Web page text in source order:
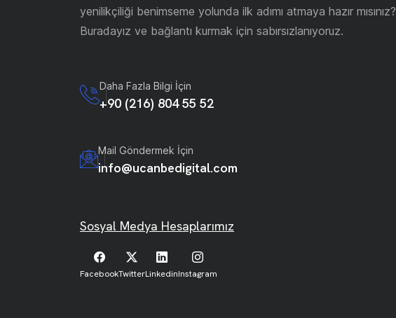
yenilikçiliği benimseme yolunda ilk adımı atmaya hazır mısınız?
Buradayız ve bağlantı kurmak için sabırsızlanıyoruz.
Daha Fazla Bilgi İçin
+90 (216) 804 55 52
Mail Göndermek İçin
info@ucanbedigital.com
Sosyal Medya Hesaplarımız
FacebookTwitterLinkedinInstagram